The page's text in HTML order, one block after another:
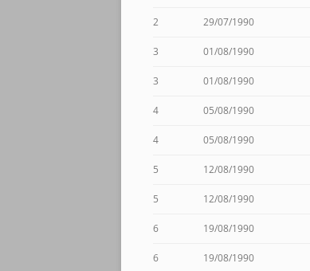
2 29/07/1990
3 01/08/1990
3 01/08/1990
4 05/08/1990
4 05/08/1990
5 12/08/1990
5 12/08/1990
6 19/08/1990
6 19/08/1990